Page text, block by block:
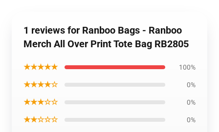
1 reviews for Ranboo Bags - Ranboo
Merch All Over Print Tote Bag RB2805
★★★★★ 100%
★★★★☆ 0%
★★★☆☆ 0%
★★☆☆☆ 0%